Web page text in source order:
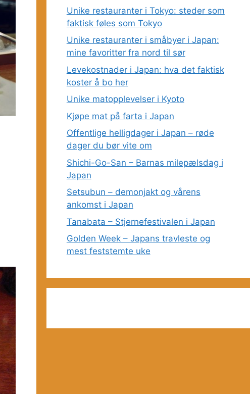
Unike restauranter i Tokyo: steder som
faktisk føles som Tokyo
Unike restauranter i småbyer i Japan:
mine favoritter fra nord til sør
Levekostnader i Japan: hva det faktisk
koster å bo her
Unike matopplevelser i Kyoto
Kjøpe mat på farta i Japan
Offentlige helligdager i Japan – røde
dager du bør vite om
Shichi-Go-San – Barnas milepælsdag i
Japan
Setsubun – demonjakt og vårens
ankomst i Japan
Tanabata – Stjernefestivalen i Japan
Golden Week – Japans travleste og
mest feststemte uke